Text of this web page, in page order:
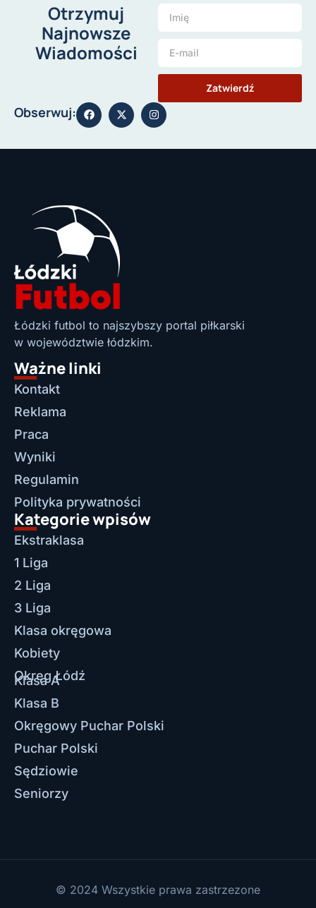
Otrzymuj
Najnowsze
Wiadomości
Zatwierdź
Obserwuj:
Łódzki futbol to najszybszy portal piłkarski
w województwie łódzkim.
Ważne linki
Kontakt
Reklama
Praca
Wyniki
Regulamin
Polityka prywatności
Kategorie wpisów
Ekstraklasa
1 Liga
2 Liga
3 Liga
Klasa okręgowa
Kobiety
Okręg Łódź
Klasa A
Klasa B
Okręgowy Puchar Polski
Puchar Polski
Sędziowie
Seniorzy
© 2024 Wszystkie prawa zastrzezone